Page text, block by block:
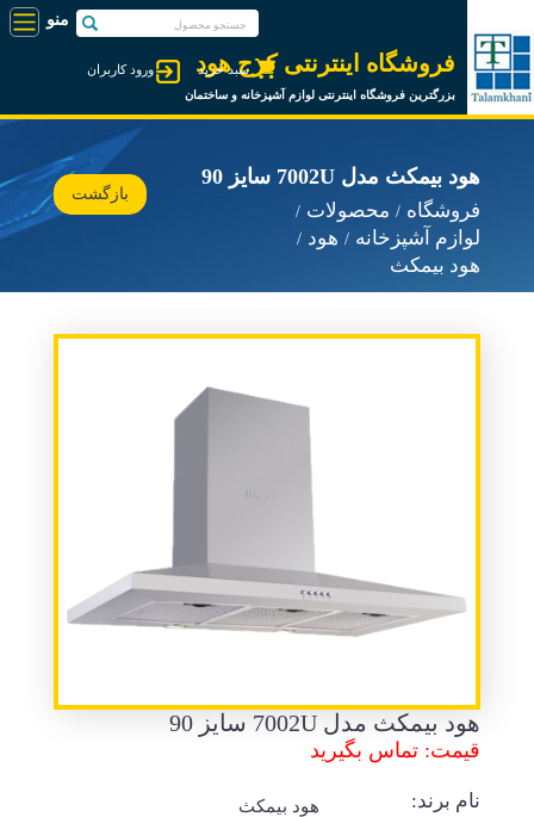
فروشگاه اینترنتی کرج هود
بزرگترین فروشگاه اینترنتی لوازم آشپزخانه و ساختمان
ورود کاربران سبد خرید
هود بیمکث مدل 7002U سایز 90
فروشگاه
محصولات
لوازم آشپزخانه
هود
هود بیمکث
بازگشت
هود بیمکث مدل 7002U سایز 90
قیمت: تماس بگیرید
نام برند: هود بیمکث